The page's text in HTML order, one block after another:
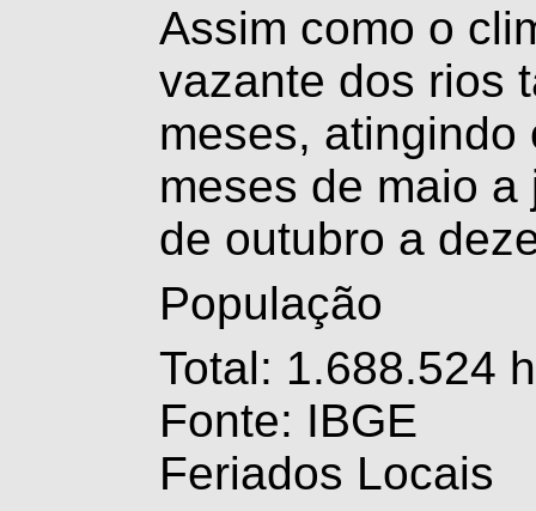
Assim como o
vazante dos rios
meses,
meses de maio
de outubro a
População
Total: 1.688.524
Fonte: IBGE
Feriados Locais